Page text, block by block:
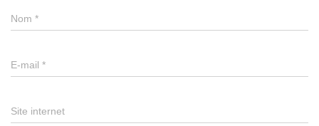
Nom *
E-mail *
Site internet